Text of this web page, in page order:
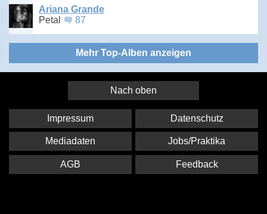
Ariana Grande
Petal
87
Mehr Top-Alben anzeigen
Nach oben
Impressum Datenschutz
Mediadaten Jobs/Praktika
AGB Feedback